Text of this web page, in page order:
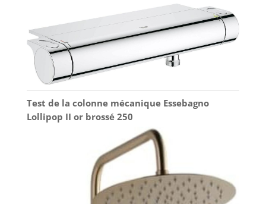
Test de la colonne mécanique Essebagno
Lollipop II or brossé 250